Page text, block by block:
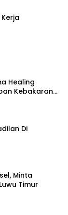
Healing
Kebakaran
Di
Minta
Timur